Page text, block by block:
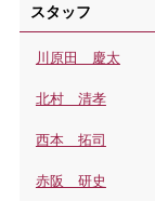
スタッフ
川原田 慶太
北村 清孝
西本 拓司
赤阪 研史